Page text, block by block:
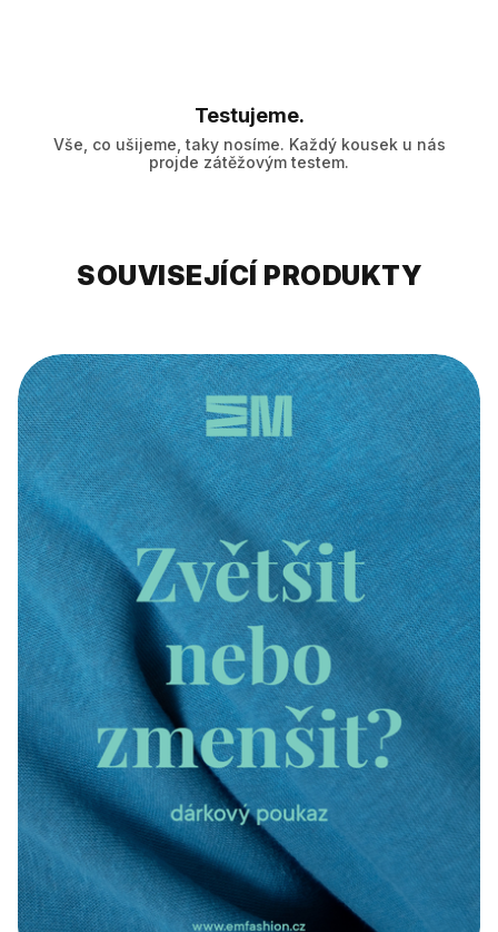
Testujeme.
Vše, co ušijeme, taky nosíme. Každý kousek u nás
projde zátěžovým testem.
SOUVISEJÍCÍ PRODUKTY